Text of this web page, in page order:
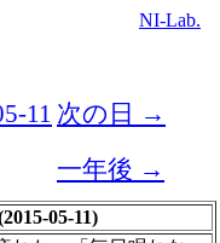
NI-Lab.
11 次の日 →
一年後 →
05-11)